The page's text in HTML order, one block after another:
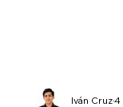
Iván Cruz4